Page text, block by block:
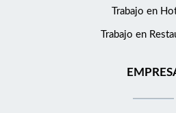
Trabajo en
Trabajo en